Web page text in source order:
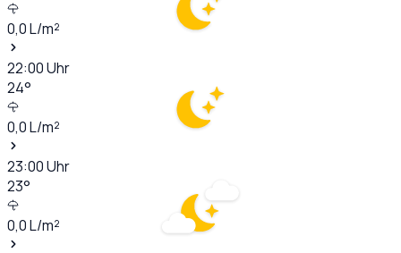
0,0L/m²
22:00Uhr
24°
0,0L/m²
23:00Uhr
23°
0,0L/m²